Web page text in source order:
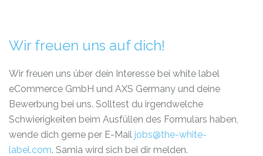
Wir freuen uns auf dich!
Wir freuen uns über dein Interesse bei white label
eCommerce GmbH und AXS Germany und deine
Bewerbung bei uns. Solltest du irgendwelche
Schwierigkeiten beim Ausfüllen des Formulars haben,
wende dich gerne per E-Mail jobs@the-white-
label.com. Samia wird sich bei dir melden.